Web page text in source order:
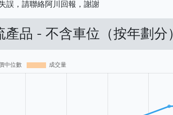
誤，請聯絡阿川回報，謝謝
品 - 不含車位（按年劃分）